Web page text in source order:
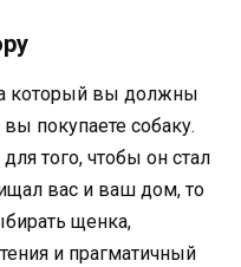
который вы должны
покупаете собаку.
того, чтобы он стал
вас и ваш дом, то
щенка,
и прагматичный